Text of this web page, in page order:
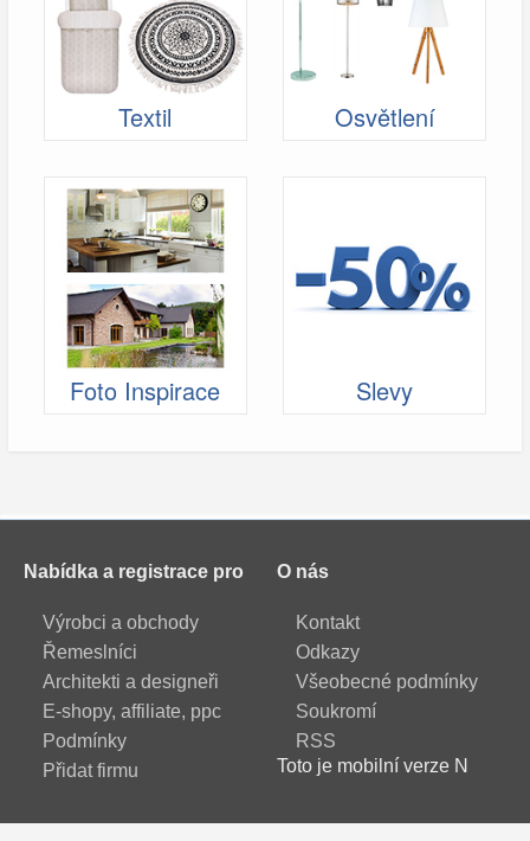
Textil Osvětlení
Foto Inspirace Slevy
Nabídka a registrace pro
Výrobci a obchody
Řemeslníci
Architekti a designeři
E-shopy, affiliate, ppc
Podmínky
Přidat firmu
O nás
Kontakt
Odkazy
Všeobecné podmínky
Soukromí
RSS
Toto je mobilní verze N